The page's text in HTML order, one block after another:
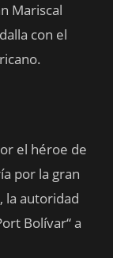
Mariscal
con el
el héroe de
por la gran
la autoridad
Bolívar“ a